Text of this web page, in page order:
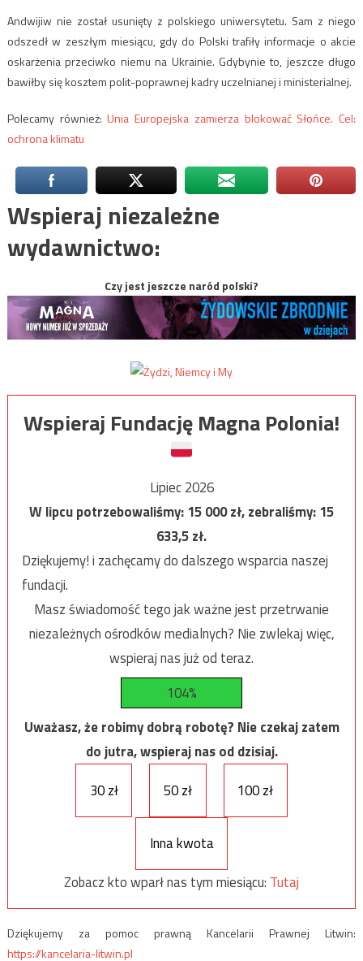
Andwijiw nie został usunięty z polskiego uniwersytetu. Sam z niego
odszedł w zeszłym miesiącu, gdy do Polski trafiły informacje o akcie
oskarżenia przeciwko niemu na Ukrainie. Gdybynie to, jeszcze długo
bawiłby się kosztem polit-poprawnej kadry uczelnianej i ministerialnej.
Polecamy również:Unia Europejska zamierza blokować Słońce. Cel:
ochrona klimatu
Wspieraj niezależne
wydawnictwo:
Czy jest jeszcze naród polski?
Wspieraj Fundację Magna Polonia!
Lipiec 2026
W lipcu potrzebowaliśmy:15 000zł, zebraliśmy:15
633,5zł.
Dziękujemy! i zachęcamy do dalszego wsparcia naszej
fundacji.
Masz świadomość tego jak ważne jest przetrwanie
niezależnych ośrodków medialnych? Nie zwlekaj więc,
wspieraj nas już od teraz.
104%
Uważasz, że robimy dobrą robotę? Nie czekaj zatem
do jutra, wspieraj nas od dzisiaj.
30 zł
50 zł 100 zł
Inna kwota
Zobacz kto wparł nas tym miesiącu: Tutaj
Dziękujemy za pomoc prawną Kancelarii Prawnej Litwin:
https://kancelaria-litwin.pl